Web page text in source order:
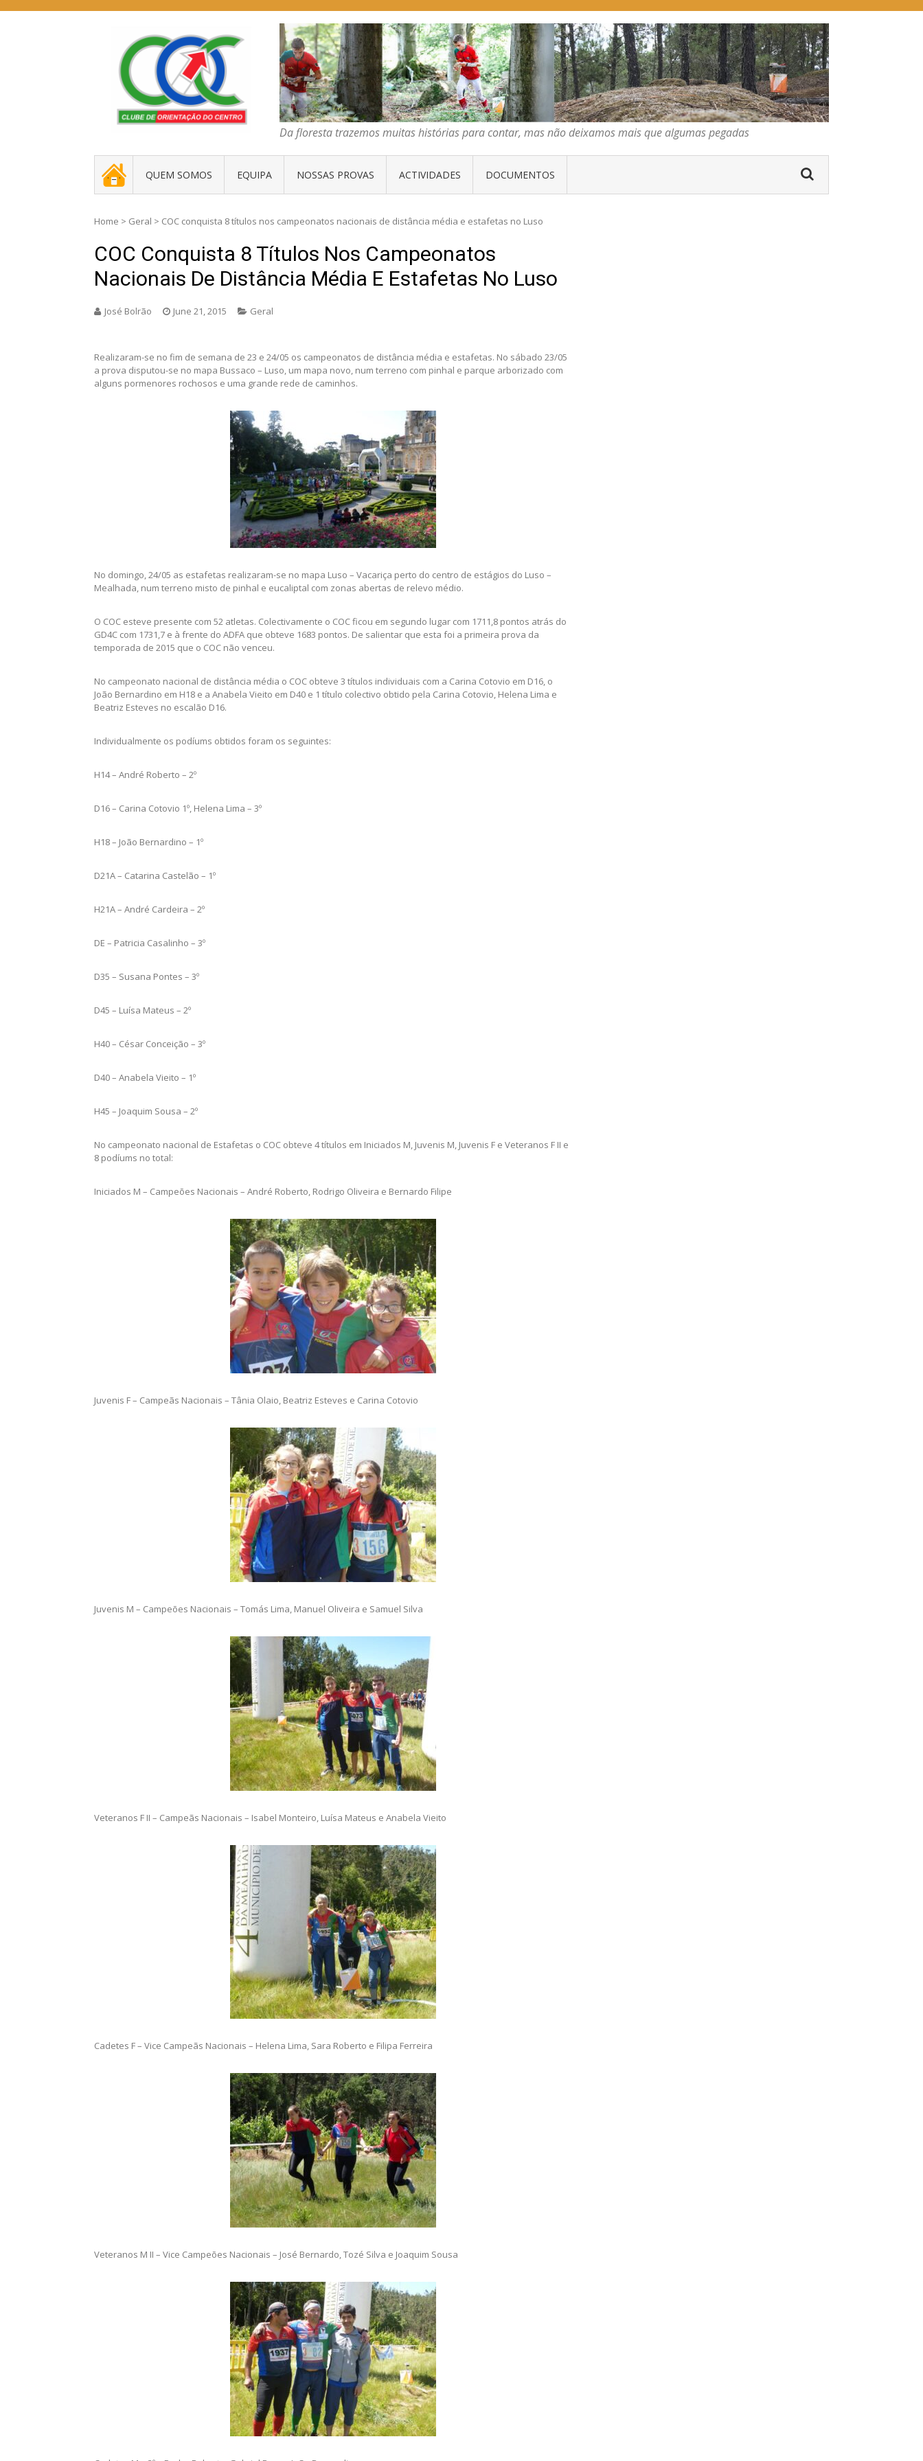
COC – CLUBE DE ORIENTAÇÃO DO CENTRO
Da floresta trazemos muitas histórias para contar, mas não deixamos mais que algumas pegadas
Da floresta trazemos muitas histórias para contar, mas não deixamos mais que algumas pegadas
. _ . QUEM SOMOS EQUIPA NOSSAS PROVAS ACTIVIDADES DOCUMENTOS
Home > Geral > COC conquista 8 títulos nos campeonatos nacionais de distância média e estafetas no Luso
COC Conquista 8 Títulos Nos Campeonatos
Nacionais De Distância Média E Estafetas No Luso
José Bolrão June 21, 2015 Geral
Realizaram-se no fim de semana de 23 e 24/05 os campeonatos de distância média e estafetas. No sábado 23/05
a prova disputou-se no mapa Bussaco – Luso, um mapa novo, num terreno com pinhal e parque arborizado com
alguns pormenores rochosos e uma grande rede de caminhos.
No domingo, 24/05 as estafetas realizaram-se no mapa Luso – Vacariça perto do centro de estágios do Luso –
Mealhada, num terreno misto de pinhal e eucaliptal com zonas abertas de relevo médio.
O COC esteve presente com 52 atletas. Colectivamente o COC ficou em segundo lugar com 1711,8 pontos atrás do
GD4C com 1731,7 e à frente do ADFA que obteve 1683 pontos. De salientar que esta foi a primeira prova da
temporada de 2015 que o COC não venceu.
No campeonato nacional de distância média o COC obteve 3 títulos individuais com a Carina Cotovio em D16, o
João Bernardino em H18 e a Anabela Vieito em D40 e 1 título colectivo obtido pela Carina Cotovio, Helena Lima e
Beatriz Esteves no escalão D16.
Individualmente os podíums obtidos foram os seguintes:
H14 – André Roberto – 2º
D16 – Carina Cotovio 1º, Helena Lima – 3º
H18 – João Bernardino – 1º
D21A – Catarina Castelão – 1º
H21A – André Cardeira – 2º
DE – Patricia Casalinho – 3º
D35 – Susana Pontes – 3º
D45 – Luísa Mateus – 2º
H40 – César Conceição – 3º
D40 – Anabela Vieito – 1º
H45 – Joaquim Sousa – 2º
No campeonato nacional de Estafetas o COC obteve 4 títulos em Iniciados M, Juvenis M, Juvenis F e Veteranos F II e
8 podíums no total:
Iniciados M – Campeões Nacionais – André Roberto, Rodrigo Oliveira e Bernardo Filipe
Juvenis F – Campeãs Nacionais – Tânia Olaio, Beatriz Esteves e Carina Cotovio
Juvenis M – Campeões Nacionais – Tomás Lima, Manuel Oliveira e Samuel Silva
Veteranos F II – Campeãs Nacionais – Isabel Monteiro, Luísa Mateus e Anabela Vieito
Cadetes F – Vice Campeãs Nacionais – Helena Lima, Sara Roberto e Filipa Ferreira
Veteranos M II – Vice Campeões Nacionais – José Bernardo, Tozé Silva e Joaquim Sousa